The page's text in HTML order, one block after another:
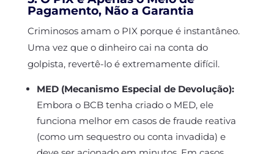
Pagamento, Não a Garantia
Criminosos amam o PIX porque é instantâneo.
Uma vez que o dinheiro cai na conta do
golpista, revertê-lo é extremamente difícil.
MED (Mecanismo Especial de Devolução):
Embora o BCB tenha criado o MED, ele
funciona melhor em casos de fraude reativa
(como um sequestro ou conta invadida) e